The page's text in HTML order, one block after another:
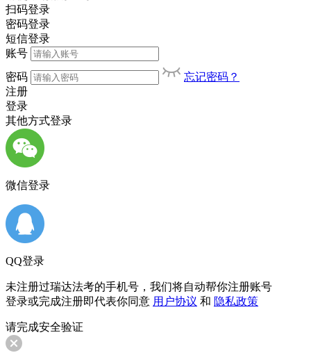
扫码登录
密码登录
短信登录
账号
密码
忘记密码？
注册
登录
其他方式登录
微信登录
QQ登录
未注册过瑞达法考的手机号，我们将自动帮你注册账号
登录或完成注册即代表你同意 用户协议 和 隐私政策
请完成安全验证